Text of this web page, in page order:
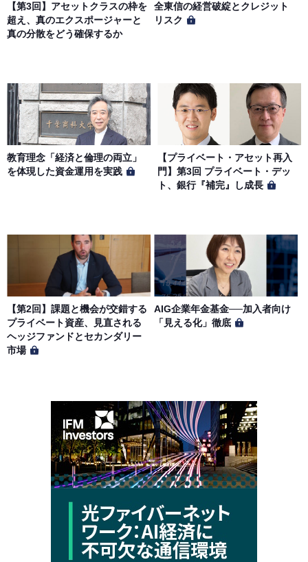
【第3回】アセットクラスの枠を
超え、真のエクスポージャーと
真の分散をどう確保するか
全東信の経営破綻とクレジット
リスク
教育理念「経済と倫理の両立」
を体現した資金運用を実践
【プライベート・アセット再入
門】第3回 プライベート・デッ
ト、銀行『補完』し成長
【第2回】課題と機会が交錯する
プライベート資産、見直される
ヘッジファンドとセカンダリー
市場
AIG企業年金基金──加入者向け
「見える化」徹底